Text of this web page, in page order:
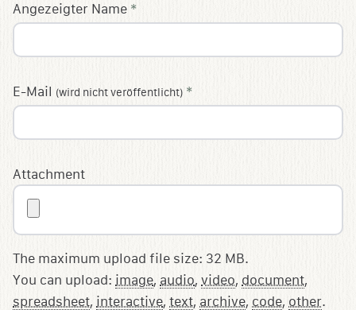
Angezeigter Name *
E-Mail (wird nicht veröffentlicht) *
Attachment
The maximum upload file size: 32 MB.
You can upload: image, audio, video, document,
spreadsheet, interactive, text, archive, code, other.